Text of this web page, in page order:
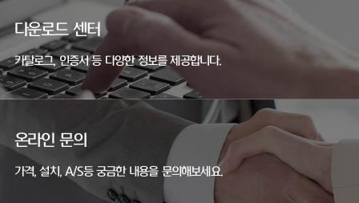
다운로드 센터
카탈로그, 인증서 등 다양한 정보를 제공합니다.
온라인 문의
가격, 설치, A/S등 궁금한 내용을 문의해보세요.